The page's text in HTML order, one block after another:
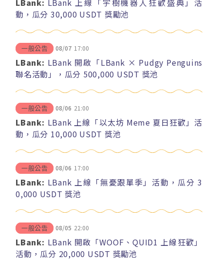
LBank: LBank 上線「宇樹機器人狂歡盛典」活
動，瓜分 30,000 USDT 獎勵池
一般公告 08/07 17:00
LBank: LBank 開啟「LBank × Pudgy Penguins
聯名活動」，瓜分 500,000 USDT 獎池
一般公告 08/06 21:00
LBank: LBank 上線「以太坊 Meme 夏日狂歡」活
動，瓜分 10,000 USDT 獎池
一般公告 08/06 17:00
LBank: LBank 上線「無憂跟單季」活動，瓜分 3
0,000 USDT 獎池
一般公告 08/05 22:00
LBank: LBank 開啟「WOOF、QUID1 上線狂歡」
活動，瓜分 20,000 USDT 獎勵池